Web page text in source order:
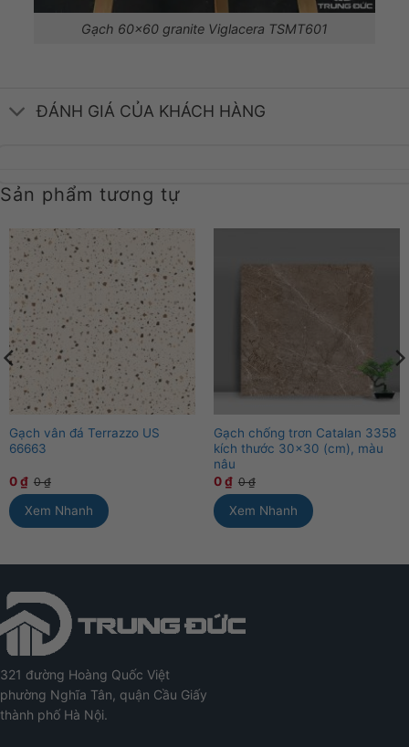
Gạch 60×60 granite Viglacera TSMT601
ĐÁNH GIÁ CỦA KHÁCH HÀNG
Sản phẩm tương tự
Gạch vân đá Terrazzo US
66663
0₫ 0₫
Xem Nhanh
Gạch chống trơn Catalan 3358
kích thước 30×30 (cm), màu
nâu
0₫ 0₫
Xem Nhanh
321 đường Hoàng Quốc Việt
phường Nghĩa Tân, quận Cầu Giấy
thành phố Hà Nội.